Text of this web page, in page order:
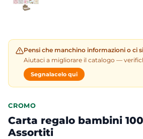
Pensi che manchino informazioni o ci
Aiutaci a migliorare il catalogo —
Segnalacelo qui
CROMO
Carta regalo bambini
Assortiti